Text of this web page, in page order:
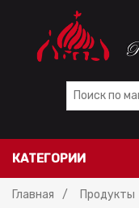
КАТЕГОРИИ
Главная / Продукты